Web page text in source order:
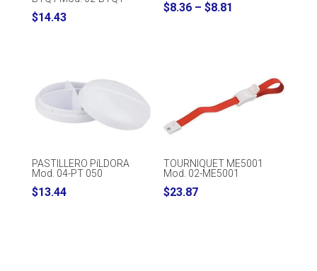
$14.43
$8.36 – $8.81
$8.81
PASTILLERO PíLDORA
Mod. 04-PT 050
$13.44
TOURNIQUET ME5001
Mod. 02-ME5001
$23.87